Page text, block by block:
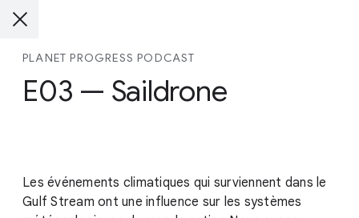
PLANET PROGRESS PODCAST
E03 — Saildrone
Les événements climatiques qui surviennent dans le
Gulf Stream ont une influence sur les systèmes